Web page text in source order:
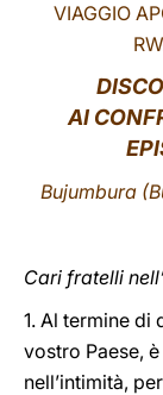
VIAGGIO
AI
Bujumbura
Cari fratelli
1. Al termine di
vostro Paese,
nell’intimità,